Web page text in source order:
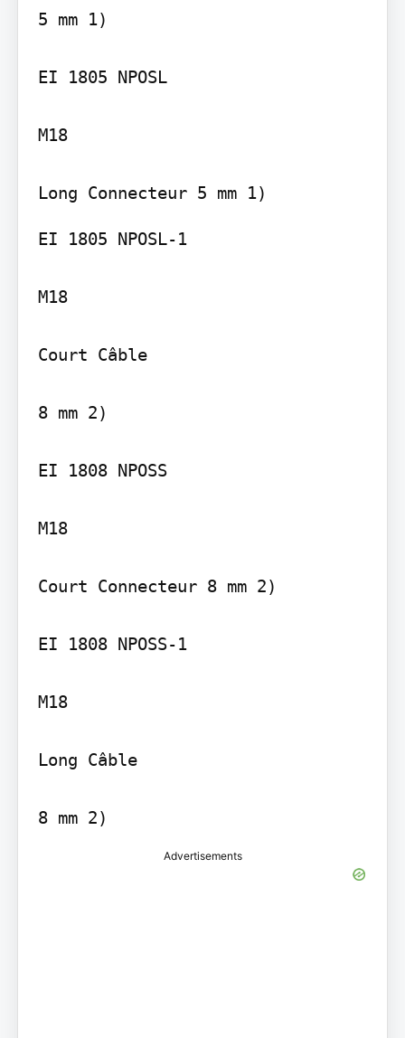
5 mm 1)
EI 1805 NPOSL
M18
EI 1805 NPOSL-1
M18
Court Câble
8 mm 2)
EI 1808 NPOSS
M18
Court Connecteur 8 mm 2)
EI 1808 NPOSS-1
M18
Long Câble
8 mm 2)
Advertisements